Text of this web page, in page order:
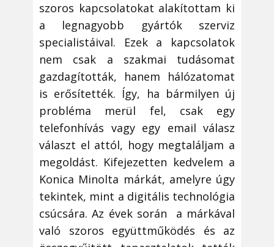
szoros kapcsolatokat alakítottam ki
a legnagyobb gyártók szerviz
specialistáival. Ezek a kapcsolatok
nem csak a szakmai tudásomat
gazdagították, hanem hálózatomat
is erősítették. Így, ha bármilyen új
probléma merül fel, csak egy
telefonhívás vagy egy email válasz
választ el attól, hogy megtaláljam a
megoldást. Kifejezetten kedvelem a
Konica Minolta márkát, amelyre úgy
tekintek, mint a digitális technológia
csúcsára. Az évek során a márkával
való szoros együttműködés és az